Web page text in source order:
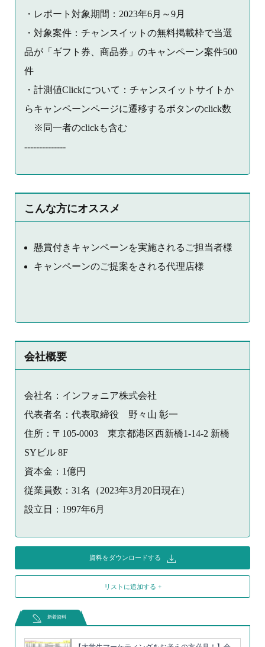
・レポート対象期間：2023年6月～9月
・対象案件：チャンスイットの無料掲載枠で当選
品が「ギフト券、商品券」のキャンペーン案件500
件
・計測値Clickについて：チャンスイットサイトか
らキャンペーンページに遷移するボタンのclick数
※同一者のclickも含む
--------------
こんな方にオススメ
懸賞付きキャンペーンを実施されるご担当者様
キャンペーンのご提案をされる代理店様
会社概要
会社名：インフォニア株式会社
代表者名：代表取締役 野々山 彰一
住所：〒105-0003 東京都港区西新橋1-14-2 新橋
SYビル 8F
資本金：1億円
従業員数：31名（2023年3月20日現在）
設立日：1997年6月
資料をダウンロードする
リストに追加する +
新着資料